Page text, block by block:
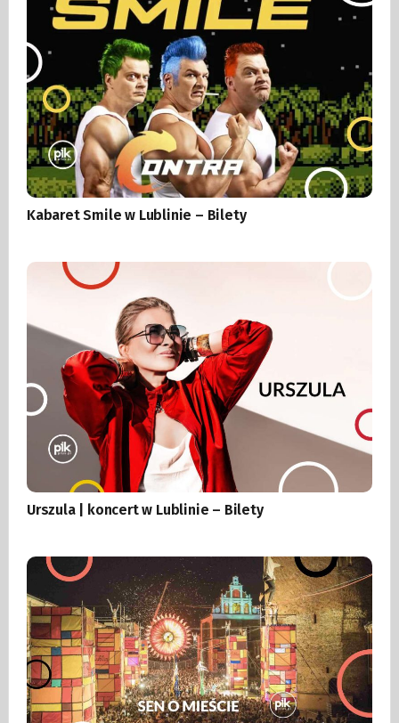
Kabaret Smile w Lublinie – Bilety
Urszula | koncert w Lublinie – Bilety